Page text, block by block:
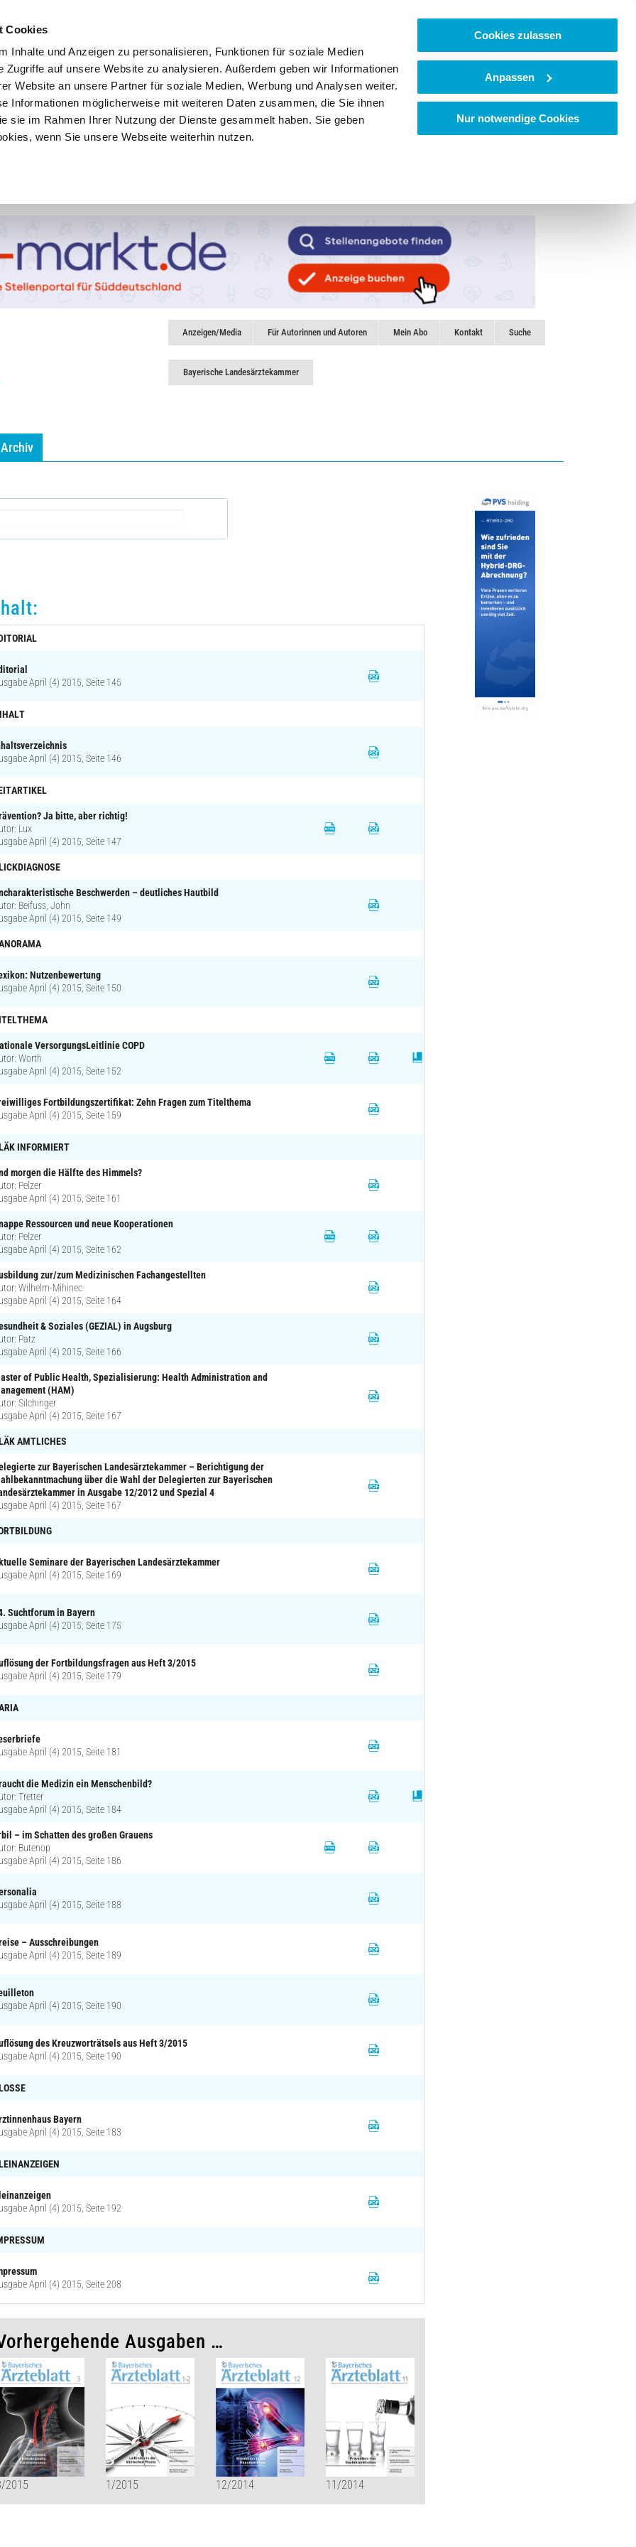
Cookies
Inhalte und Anzeigen zu personalisieren, Funktionen für soziale Medien
Zugriffe auf unsere Website zu analysieren. Außerdem geben wir Informationen
Website an unsere Partner für soziale Medien, Werbung und Analysen weiter.
Informationen möglicherweise mit weiteren Daten zusammen, die Sie ihnen
sie im Rahmen Ihrer Nutzung der Dienste gesammelt haben. Sie geben
wenn Sie unsere Webseite weiterhin nutzen.
Cookies zulassen
Anpassen
Nur notwendige Cookies
Anzeigen/Media Für Autorinnen und Autoren Mein Abo Kontakt Suche
Bayerische Landesärztekammer
Archiv
April (4) 2015, Seite 145
April (4) 2015, Seite 146
Ja bitte, aber richtig!
Lux
April (4) 2015, Seite 147
Beschwerden – deutliches Hautbild
Beifuss, John
April (4) 2015, Seite 149
Nutzenbewertung
April (4) 2015, Seite 150
VersorgungsLeitlinie COPD
Worth
April (4) 2015, Seite 152
Fortbildungszertifikat: Zehn Fragen zum Titelthema
April (4) 2015, Seite 159
INFORMIERT
morgen die Hälfte des Himmels?
Pelzer
April (4) 2015, Seite 161
Ressourcen und neue Kooperationen
Pelzer
April (4) 2015, Seite 162
zur/zum Medizinischen Fachangestellten
Wilhelm-Mihinec
April (4) 2015, Seite 164
& Soziales (GEZIAL) in Augsburg
Patz
April (4) 2015, Seite 166
of Public Health, Spezialisierung: Health Administration and
(HAM)
Silchinger
April (4) 2015, Seite 167
AMTLICHES
zur Bayerischen Landesärztekammer – Berichtigung der
über die Wahl der Delegierten zur Bayerischen
in Ausgabe 12/2012 und Spezial 4
April (4) 2015, Seite 167
Seminare der Bayerischen Landesärztekammer
April (4) 2015, Seite 169
Suchtforum in Bayern
April (4) 2015, Seite 175
der Fortbildungsfragen aus Heft 3/2015
April (4) 2015, Seite 179
April (4) 2015, Seite 181
die Medizin ein Menschenbild?
Tretter
April (4) 2015, Seite 184
– im Schatten des großen Grauens
Butenop
April (4) 2015, Seite 186
April (4) 2015, Seite 188
– Ausschreibungen
April (4) 2015, Seite 189
April (4) 2015, Seite 190
des Kreuzworträtsels aus Heft 3/2015
April (4) 2015, Seite 190
Bayern
April (4) 2015, Seite 183
April (4) 2015, Seite 192
April (4) 2015, Seite 208
Ausgaben …
2015 1/2015 12/2014 11/2014